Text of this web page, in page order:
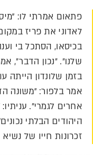
פתאום אמרתי לו:
לאדוני את פריז
בכיסאו, הסתכל בי
שלנו״. ״נכון הדבר״,
בזמן שלונדון הייתה
אמר בלפור: ״משונה
אחרים לגמרי״.
היהודים הבלתי
זכרונות חייו של נשיא